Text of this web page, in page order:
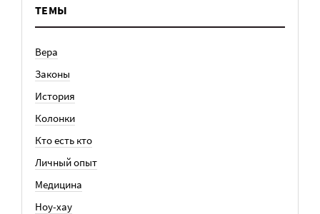
ТЕМЫ
Вера
Законы
История
Колонки
Кто есть кто
Личный опыт
Медицина
Ноу-хау